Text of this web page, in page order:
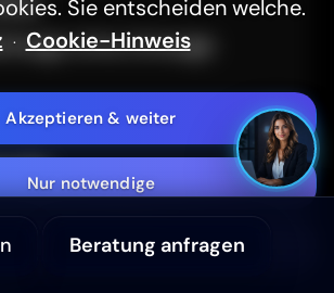
ohne Umwege
für
Orientierung für sensible
Beratung anfragen
Schrift
Sie entscheiden welche.
· Cookie-Hinweis
Nur notwendige
Anpassen
Akzeptieren & weiter